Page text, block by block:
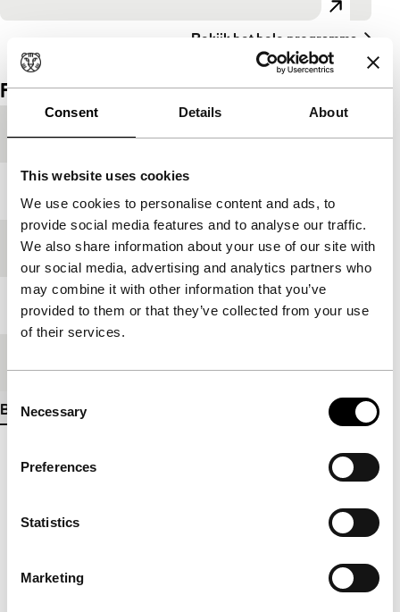
Consent Details About
This website uses cookies
We use cookies to personalise content and ads, to
provide social media features and to analyse our traffic.
We also share information about your use of our site with
our social media, advertising and analytics partners who
may combine it with other information that you’ve
provided to them or that they’ve collected from your use
of their services.
Selection
Necessary
Preferences
Statistics
Marketing
Bekijk het hele programma
Film details
Productielanden Canada,Maleisië
Festivaleditie IFFR 2009
Lengte 20'
Bekijk meer details